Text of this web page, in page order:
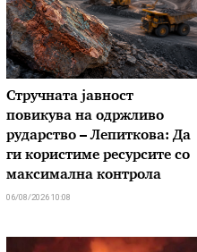
Стручната јавност
повикува на одржливо
рударство – Лепиткова: Да
ги користиме ресурсите со
максимална контрола
06/08/2026 10:08